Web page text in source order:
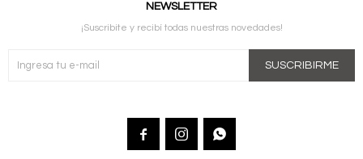
NEWSLETTER
¡Suscribite y recibí todas nuestras novedades!
SUSCRIBIRME
  